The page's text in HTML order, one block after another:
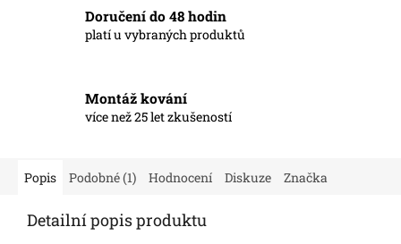
Doručení do 48 hodin
platí u vybraných produktů
Montáž kování
více než 25 let zkušeností
Popis Podobné (1) Hodnocení Diskuze Značka
Detailní popis produktu